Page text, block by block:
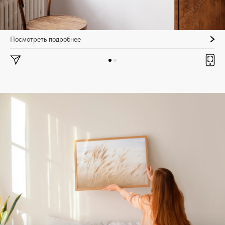
Посмотреть подробнее